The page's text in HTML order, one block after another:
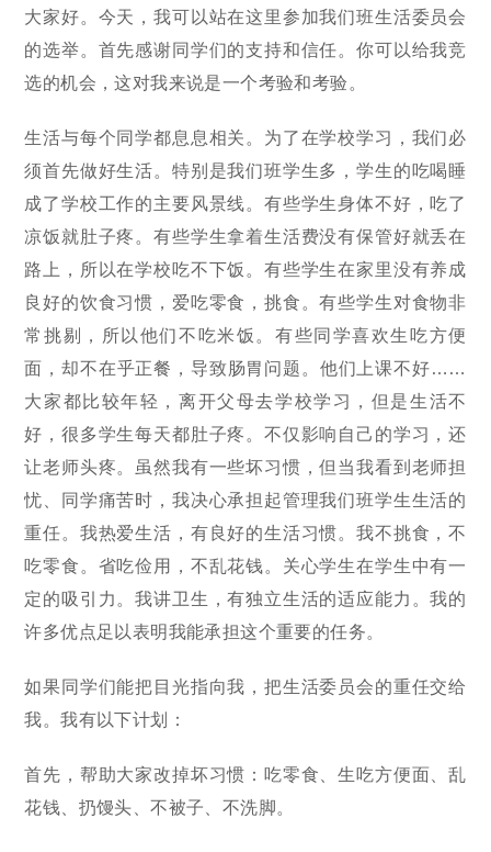
大家好。今天，我可以站在这里参加我们班生活委员会
的选举。首先感谢同学们的支持和信任。你可以给我竞
选的机会，这对我来说是一个考验和考验。
生活与每个同学都息息相关。为了在学校学习，我们必
须首先做好生活。特别是我们班学生多，学生的吃喝睡
成了学校工作的主要风景线。有些学生身体不好，吃了
凉饭就肚子疼。有些学生拿着生活费没有保管好就丢在
路上，所以在学校吃不下饭。有些学生在家里没有养成
良好的饮食习惯，爱吃零食，挑食。有些学生对食物非
常挑剔，所以他们不吃米饭。有些同学喜欢生吃方便
面，却不在乎正餐，导致肠胃问题。他们上课不好……
大家都比较年轻，离开父母去学校学习，但是生活不
好，很多学生每天都肚子疼。不仅影响自己的学习，还
让老师头疼。虽然我有一些坏习惯，但当我看到老师担
忧、同学痛苦时，我决心承担起管理我们班学生生活的
重任。我热爱生活，有良好的生活习惯。我不挑食，不
吃零食。省吃俭用，不乱花钱。关心学生在学生中有一
定的吸引力。我讲卫生，有独立生活的适应能力。我的
许多优点足以表明我能承担这个重要的任务。
如果同学们能把目光指向我，把生活委员会的重任交给
我。我有以下计划：
首先，帮助大家改掉坏习惯：吃零食、生吃方便面、乱
花钱、扔馒头、不被子、不洗脚。